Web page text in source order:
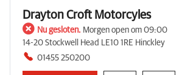
Drayton Croft Motorcyles
Nu gesloten. Morgen open om 09:00
14-20 Stockwell Head LE10 1RE Hinckley
01455 250200